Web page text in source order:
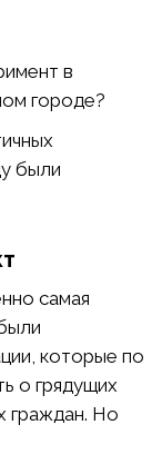
в
городе?
были
самая
которые по
о грядущих
граждан. Но